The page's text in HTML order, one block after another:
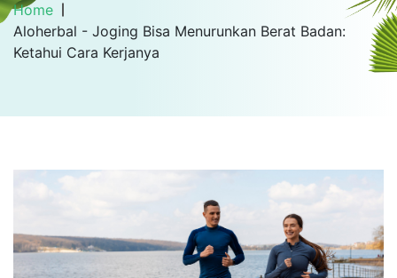
Home
Aloherbal - Joging Bisa Menurunkan Berat Badan:
Ketahui Cara Kerjanya